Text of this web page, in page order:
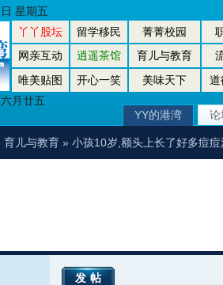
丫丫股坛 留学移民 菁菁校园
网亲互动
逍遥茶馆 育儿与教育
唯美贴图
开心一笑 美味天下
道
月廿五
星期五
YY的港湾 论
育儿与教育» 小孩10岁,额头上长了好多痘
发帖